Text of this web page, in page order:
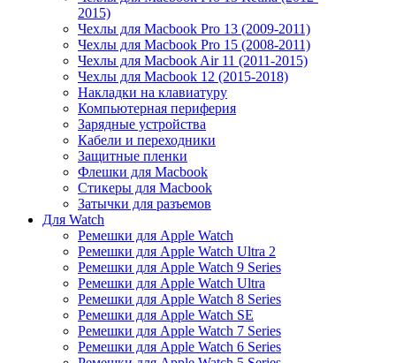
2015)
Чехлы для Macbook Pro 13 (2009-2011)
Чехлы для Macbook Pro 15 (2008-2011)
Чехлы для Macbook Air 11 (2011-2015)
Чехлы для Macbook 12 (2015-2018)
Накладки на клавиатуру
Компьютерная периферия
Зарядные устройства
Кабели и переходники
Защитные пленки
Флешки для Macbook
Стикеры для Macbook
Затычки для разъемов
Для Watch
Ремешки для Apple Watch
Ремешки для Apple Watch Ultra 2
Ремешки для Apple Watch 9 Series
Ремешки для Apple Watch Ultra
Ремешки для Apple Watch 8 Series
Ремешки для Apple Watch SE
Ремешки для Apple Watch 7 Series
Ремешки для Apple Watch 6 Series